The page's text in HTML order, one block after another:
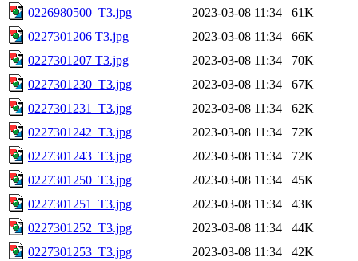
0226980500_T3.jpg
2023-03-08 11:34
61K
0227301206 T3.jpg
2023-03-08 11:34
66K
0227301207 T3.jpg
2023-03-08 11:34
70K
0227301230_T3.jpg
2023-03-08 11:34
67K
0227301231_T3.jpg
2023-03-08 11:34
62K
0227301242_T3.jpg
2023-03-08 11:34
72K
0227301243_T3.jpg
2023-03-08 11:34
72K
0227301250_T3.jpg
2023-03-08 11:34
45K
0227301251_T3.jpg
2023-03-08 11:34
43K
0227301252_T3.jpg
2023-03-08 11:34
44K
0227301253_T3.jpg
2023-03-08 11:34
42K